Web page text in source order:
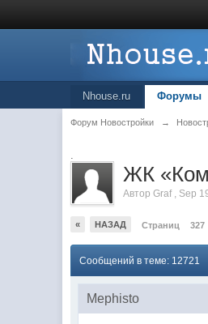
Nhouse.ru Форумы
Форум Новостройки →
.
ЖК
АвторGraf , Sep
« НАЗАД Страниц 327
Сообщений в теме: 12721
Mephisto